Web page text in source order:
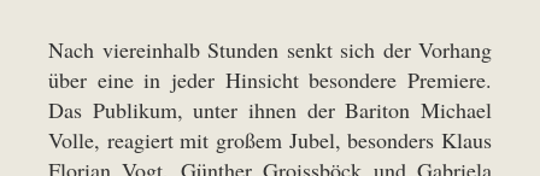
Nach viereinhalb Stunden senkt sich der Vorhang
über eine in jeder Hinsicht besondere Premiere.
Das Publikum, unter ihnen der Bariton Michael
Volle, reagiert mit großem Jubel, besonders Klaus